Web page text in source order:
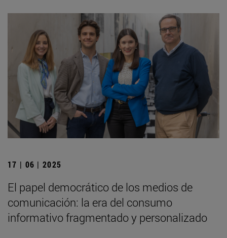
17 | 06 | 2025
El papel democrático de los medios de
comunicación: la era del consumo
informativo fragmentado y personalizado